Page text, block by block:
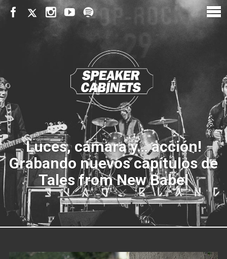
Luces, cámara y… acción!
Grabando nuevos capítulos de
Tales from New Babel